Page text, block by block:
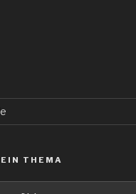
THEMA